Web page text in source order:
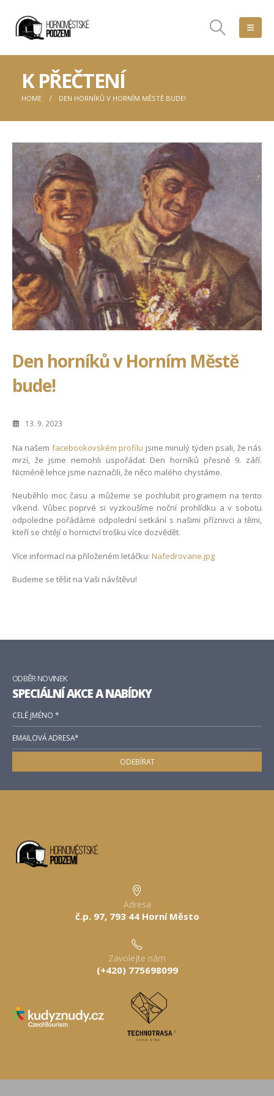
K PŘEČTENÍ
HOME DEN HORNÍKŮ V HORNÍM MĚSTĚ BUDE!
Den horníků v Horním Městě
bude!
13. 9. 2023
Na našem facebookovském profilu jsme minulý týden psali, že nás
mrzí, že jsme nemohli uspořádat Den horníků přesně 9. září.
Nicméně lehce jsme naznačili, že něco malého chystáme.
Neuběhlo moc času a můžeme se pochlubit programem na tento
víkend. Vůbec poprvé si vyzkoušíme noční prohlídku a v sobotu
odpoledne pořádáme odpolední setkání s našimi příznivci a těmi,
kteří se chtějí o hornictví trošku více dozvědět.
Více informací na přiloženém letáčku: Nafedrovane.jpg
Budeme se těšit na Vaši návštěvu!
ODBĚR NOVINEK
SPECIÁLNÍ AKCE A NABÍDKY
Adresa
č.p. 97, 793 44 Horní Město
Zavolejte nám
(+420) 775698099